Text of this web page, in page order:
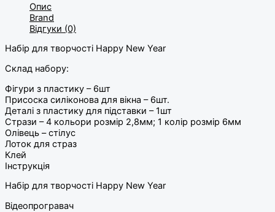
Опис
Brand
Відгуки (0)
Набір для творчості Happy New Year
Склад набору:
Фігури з пластику – 6шт
Присоска силіконова для вікна – 6шт.
Деталі з пластику для підставки – 1шт
Стрази – 4 кольори розмір 2,8мм; 1 колір розмір 6мм
Олівець – стілус
Лоток для страз
Клей
Інструкція
Набір для творчості Happy New Year
Відеопрогравач